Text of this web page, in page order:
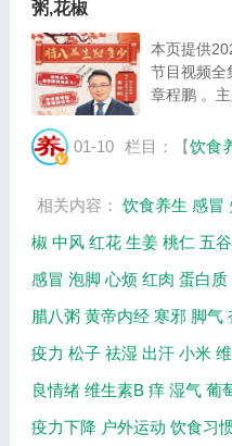
粥,花椒
本页提供
节目视频全
章程鹏 。
内容，百年
01-10 栏目：【饮食
相关内容： 饮食养生 感冒
椒 中风 红花 生姜 桃仁 五谷
感冒 泡脚 心烦 红肉 蛋白质
腊八粥 黄帝内经 寒邪 脚气
疫力 松子 祛湿 出汗 小米
良情绪 维生素B 痒 湿气 葡
疫力下降 户外运动 饮食习